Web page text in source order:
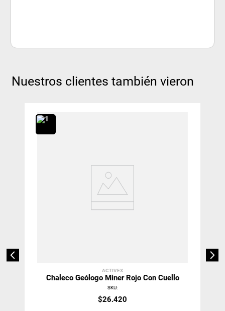
Nuestros clientes también vieron
ACTIVEX
Chaleco Geólogo Miner Rojo Con Cuello
SKU:
$26.420